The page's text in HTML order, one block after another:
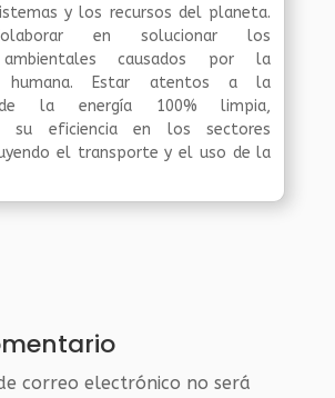
y los recursos del planeta.
en solucionar los
ambientales causados por la
humana. Estar atentos a la
de la energía 100% limpia,
su eficiencia en los sectores
el transporte y el uso de la
correo electrónico no será